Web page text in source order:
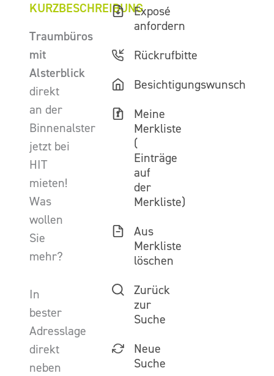
KURZBESCHREIBUNG
Traumbüros
mit
Alsterblick
direkt
an der
Binnenalster
jetzt bei
HIT
mieten!
Was
wollen
Sie
mehr?
In
bester
Adresslage
direkt
neben
Exposé
anfordern
Rückrufbitte
Besichtigungswunsch
Meine
Merkliste
(
Einträge
auf
der
Merkliste)
Aus
Merkliste
löschen
Zurück
zur
Suche
Neue
Suche